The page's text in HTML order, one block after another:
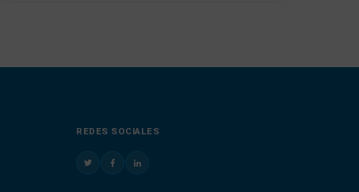
REDES SOCIALES